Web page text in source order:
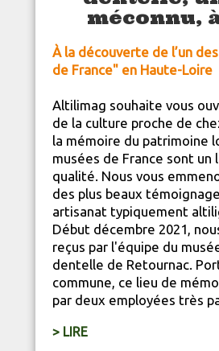
méconnu,
À la découverte de l’un
de France" en Haute-Loire
Altilimag souhaite vous
de la culture proche de
la mémoire du patrimoine
musées de France sont un
qualité. Nous vous
des plus beaux
artisanat typiquement
Début décembre 2021,
reçus par l'équipe du
dentelle de Retournac.
commune, ce lieu de
par deux employées très
> LIRE